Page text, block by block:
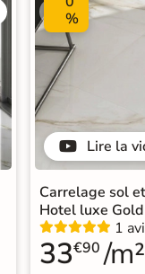
Lire la
%
Carrelage sol
Hotel luxe
1
33€90 /m²